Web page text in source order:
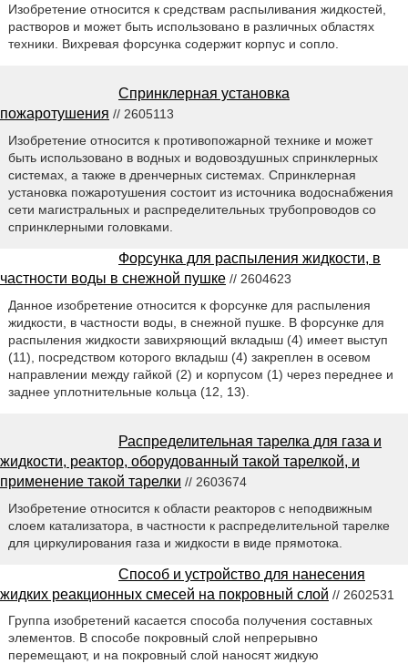
Изобретение относится к средствам распыливания жидкостей,
растворов и может быть использовано в различных областях
техники. Вихревая форсунка содержит корпус и сопло.
Спринклерная установка
пожаротушения // 2605113
Изобретение относится к противопожарной технике и может
быть использовано в водных и водовоздушных спринклерных
системах, а также в дренчерных системах. Спринклерная
установка пожаротушения состоит из источника водоснабжения
сети магистральных и распределительных трубопроводов со
спринклерными головками.
Форсунка для распыления жидкости, в
частности воды в снежной пушке // 2604623
Данное изобретение относится к форсунке для распыления
жидкости, в частности воды, в снежной пушке. В форсунке для
распыления жидкости завихряющий вкладыш (4) имеет выступ
(11), посредством которого вкладыш (4) закреплен в осевом
направлении между гайкой (2) и корпусом (1) через переднее и
заднее уплотнительные кольца (12, 13).
Распределительная тарелка для газа и
жидкости, реактор, оборудованный такой тарелкой, и
применение такой тарелки // 2603674
Изобретение относится к области реакторов с неподвижным
слоем катализатора, в частности к распределительной тарелке
для циркулирования газа и жидкости в виде прямотока.
Способ и устройство для нанесения
жидких реакционных смесей на покровный слой // 2602531
Группа изобретений касается способа получения составных
элементов. В способе покровный слой непрерывно
перемещают, и на покровный слой наносят жидкую